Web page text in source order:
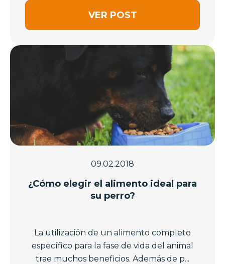
VER POST
09.02.2018
¿Cómo elegir el alimento ideal para
su perro?
La utilización de un alimento completo
específico para la fase de vida del animal
trae muchos beneficios. Además de p...